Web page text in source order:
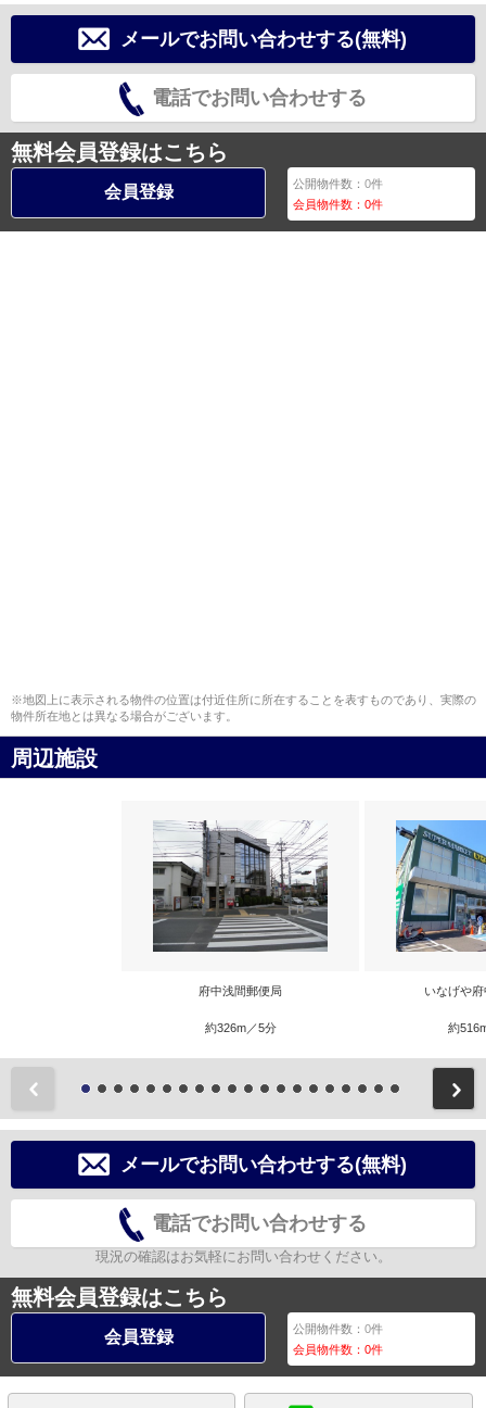
メールでお問い合わせする(無料)
電話でお問い合わせする
無料会員登録はこちら
会員登録 公開物件数：0件
会員物件数：0件
※地図上に表示される物件の位置は付近住所に所在することを表すものであり、実際の
物件所在地とは異なる場合がございます。
周辺施設
府中浅間郵便局
約326m／5分
いなげや
約
メールでお問い合わせする(無料)
電話でお問い合わせする
現況の確認はお気軽にお問い合わせください。
無料会員登録はこちら
会員登録 公開物件数：0件
会員物件数：0件